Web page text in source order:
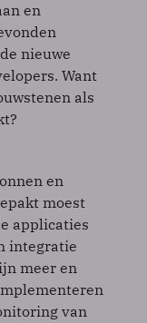
en
nieuwe
Want
als
en
moest
applicaties
integratie
meer en
van